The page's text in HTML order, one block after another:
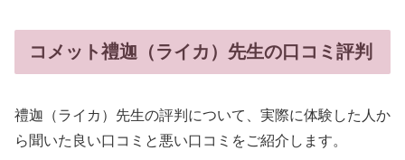
コメット禮迦（ライカ）先生の口コミ評判
禮迦（ライカ）先生の評判について、実際に体験した人か
ら聞いた良い口コミと悪い口コミをご紹介します。